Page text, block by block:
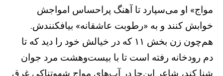
مواج» او می‌سپارد تا آهنگ پراحساس امواجش
خوابش کنند و به «رطوبت عاشقانه» بیافکنندش.
هم‌چون زن بخش ۱۱ که در خیالش خود را دید که تا
دم رودخانه رفته است تا با بیست‌وهشت مرد جوان
شنا کند، شاعر این‌جا در آب‌های مواج شهوتناکی غرق